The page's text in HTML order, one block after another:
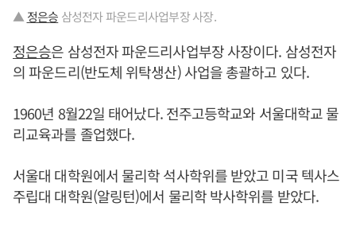
▲정은승 삼성전자 파운드리사업부장 사장.
정은승은 삼성전자 파운드리사업부장 사장이다. 삼성전자
의 파운드리(반도체 위탁생산) 사업을 총괄하고 있다.
1960년 8월22일 태어났다. 전주고등학교와 서울대학교 물
리교육과를 졸업했다.
서울대 대학원에서 물리학 석사학위를 받았고 미국 텍사스
주립대 대학원(알링턴)에서 물리학 박사학위를 받았다.